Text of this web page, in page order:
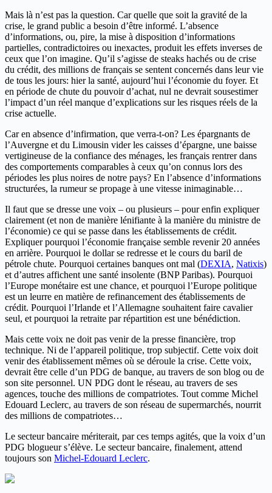
Mais là n’est pas la question. Car quelle que soit la gravité de la
crise, le grand public a besoin d’être informé. L’absence
d’informations, ou, pire, la mise à disposition d’informations
partielles, contradictoires ou inexactes, produit les effets inverses de
ceux que l’on imagine. Qu’il s’agisse de steaks hachés ou de crise
du crédit, des millions de français se sentent concernés dans leur vie
de tous les jours: hier la santé, aujourd’hui l’économie du foyer. Et
en période de chute du pouvoir d’achat, nul ne devrait sousestimer
l’impact d’un réel manque d’explications sur les risques réels de la
crise actuelle.
Car en absence d’infirmation, que verra-t-on? Les épargnants de
l’Auvergne et du Limousin vider les caisses d’épargne, une baisse
vertigineuse de la confiance des ménages, les français rentrer dans
des comportements comparables à ceux qu’on connus lors des
périodes les plus noires de notre pays? En l’absence d’informations
structurées, la rumeur se propage à une vitesse inimaginable…
Il faut que se dresse une voix – ou plusieurs – pour enfin expliquer
clairement (et non de manière lénifiante à la manière du ministre de
l’économie) ce qui se passe dans les établissements de crédit.
Expliquer pourquoi l’économie française semble revenir 20 années
en arrière. Pourquoi le dollar se redresse et le cours du baril de
pétrole chute. Pourquoi certaines banques ont mal (DEXIA, Natixis)
et d’autres affichent une santé insolente (BNP Paribas). Pourquoi
l’Europe monétaire est une chance, et pourquoi l’Europe politique
est un leurre en matière de refinancement des établissements de
crédit. Pourquoi l’Irlande et l’Allemagne souhaitent faire cavalier
seul, et pourquoi la retraite par répartition est une bénédiction.
Mais cette voix ne doit pas venir de la presse financière, trop
technique. Ni de l’appareil politique, trop subjectif. Cette voix doit
venir des établissement mêmes où se déroule la crise. Cette voix,
devrait être celle d’un PDG de banque, au travers de son blog ou de
son site personnel. UN PDG dont le réseau, au travers de ses
agences, touche des millions de compatriotes. Tout comme Michel
Edouard Leclerc, au travers de son réseau de supermarchés, nourrit
des millions de compatriotes…
Le secteur bancaire mériterait, par ces temps agités, que la voix d’un
PDG blogueur s’élève. Le secteur bancaire, finalement, attend
toujours son Michel-Edouard Leclerc.